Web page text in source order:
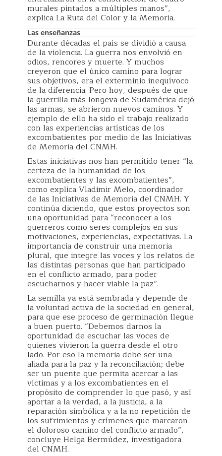
murales pintados a múltiples manos”,
explica La Ruta del Color y la Memoria.
Las enseñanzas
Durante décadas el país se dividió a causa
de la violencia. La guerra nos envolvió en
odios, rencores y muerte. Y muchos
creyeron que el único camino para lograr
sus objetivos, era el exterminio inequívoco
de la diferencia. Pero hoy, después de que
la guerrilla más longeva de Sudamérica dejó
las armas, se abrieron nuevos caminos. Y
ejemplo de ello ha sido el trabajo realizado
con las experiencias artísticas de los
excombatientes por medio de las Iniciativas
de Memoria del CNMH.
Estas iniciativas nos han permitido tener “la
certeza de la humanidad de los
excombatientes y las excombatientes”,
como explica Vladimir Melo, coordinador
de las Iniciativas de Memoria del CNMH. Y
continúa diciendo, que estos proyectos son
una oportunidad para “reconocer a los
guerreros como seres complejos en sus
motivaciones, experiencias, expectativas. La
importancia de construir una memoria
plural, que integre las voces y los relatos de
las distintas personas que han participado
en el conflicto armado, para poder
escucharnos y hacer viable la paz”.
La semilla ya está sembrada y depende de
la voluntad activa de la sociedad en general,
para que ese proceso de germinación llegue
a buen puerto. “Debemos darnos la
oportunidad de escuchar las voces de
quienes vivieron la guerra desde el otro
lado. Por eso la memoria debe ser una
aliada para la paz y la reconciliación; debe
ser un puente que permita acercar a las
víctimas y a los excombatientes en el
propósito de comprender lo que pasó, y así
aportar a la verdad, a la justicia, a la
reparación simbólica y a la no repetición de
los sufrimientos y crímenes que marcaron
el doloroso camino del conflicto armado”,
concluye Helga Bermúdez, investigadora
del CNMH.